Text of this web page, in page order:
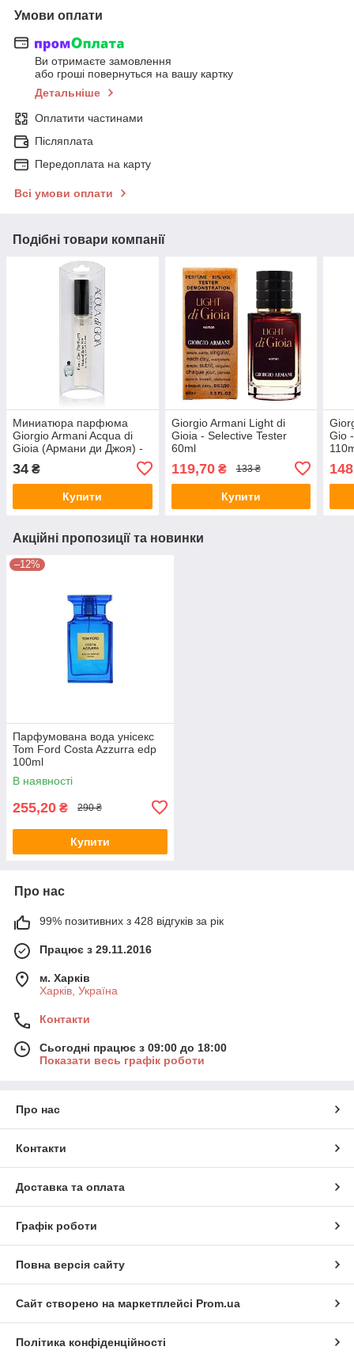
Умови оплати
Ви отримаєте замовлення
або гроші повернуться на вашу картку
Детальніше
Оплатити частинами
Післяплата
Передоплата на карту
Всі умови оплати
Подібні товари компанії
Миниатюра парфюма
Giorgio Armani Acqua di
Gioia (Армани ди Джоя) -
34 ₴
Купити
Giorgio Armani Light di
Gioia - Selective Tester
60ml
119,70₴ 133 ₴
Купити
Gio
Акційні пропозиції та новинки
–12%
Парфумована вода унісекс
Tom Ford Costa Azzurra edp
100ml
В наявності
255,20 ₴ 290 ₴
Купити
Про нас
99% позитивних з 428 відгуків за рік
Працює з 29.11.2016
м. Харків
Харків, Україна
Контакти
Сьогодні працює з 09:00 до 18:00
Показати весь графік роботи
Про нас
Контакти
Доставка та оплата
Графік роботи
Повна версія сайту
Сайт створено на маркетплейсі Prom.ua
Політика конфіденційності